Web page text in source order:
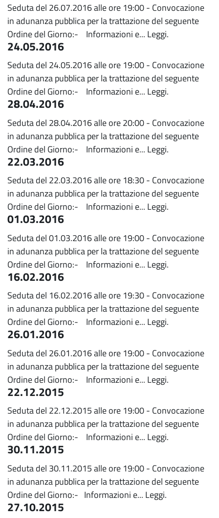
Seduta del 26.07.2016 alle ore 19:00 - Convocazione
in adunanza pubblica per la trattazione del seguente
Ordine del Giorno:- Informazioni e... Leggi.
24.05.2016
Seduta del 24.05.2016 alle ore 19:00 - Convocazione
in adunanza pubblica per la trattazione del seguente
Ordine del Giorno:- Informazioni e... Leggi.
28.04.2016
Seduta del 28.04.2016 alle ore 20:00 - Convocazione
in adunanza pubblica per la trattazione del seguente
Ordine del Giorno:- Informazioni e... Leggi.
22.03.2016
Seduta del 22.03.2016 alle ore 18:30 - Convocazione
in adunanza pubblica per la trattazione del seguente
Ordine del Giorno:- Informazioni e... Leggi.
01.03.2016
Seduta del 01.03.2016 alle ore 19:00 - Convocazione
in adunanza pubblica per la trattazione del seguente
Ordine del Giorno:- Informazioni e... Leggi.
16.02.2016
Seduta del 16.02.2016 alle ore 19:30 - Convocazione
in adunanza pubblica per la trattazione del seguente
Ordine del Giorno:- Informazioni e... Leggi.
26.01.2016
Seduta del 26.01.2016 alle ore 19:00 - Convocazione
in adunanza pubblica per la trattazione del seguente
Ordine del Giorno:- Informazioni e... Leggi.
22.12.2015
Seduta del 22.12.2015 alle ore 19:00 - Convocazione
in adunanza pubblica per la trattazione del seguente
Ordine del Giorno:- Informazioni e... Leggi.
30.11.2015
Seduta del 30.11.2015 alle ore 19:00 - Convocazione
in adunanza pubblica per la trattazione del seguente
Ordine del Giorno:- Informazioni e... Leggi.
27.10.2015